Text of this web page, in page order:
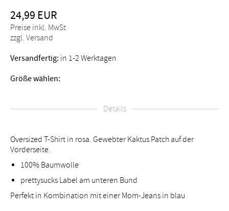
24,99 EUR
Preise inkl. MwSt
zzgl. Versand
Versandfertig: in 1-2 Werktagen
Größe wählen:
Details
Oversized T-Shirt in rosa. Gewebter Kaktus Patch auf der
Vorderseite.
100% Baumwolle
prettysucks Label am unteren Bund
Perfekt in Kombination mit einer Mom-Jeans in blau